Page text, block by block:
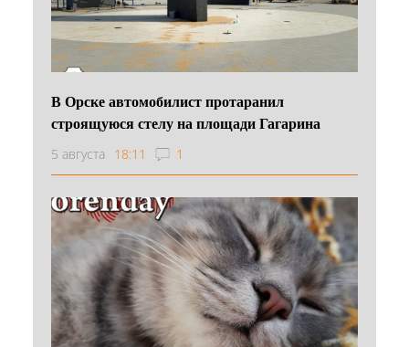
В Орске автомобилист протаранил
строящуюся стелу на площади Гагарина
5 августа 18:11 1